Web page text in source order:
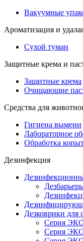
Вакуумные
Ароматизация и
Сухой туман
Защитные крема и
Защитные крема
Очищающие
Средства для
Гигиена вымени
Лабораторное
Обработка
Дезинфекция
Дезковрики для
Серия
Серия